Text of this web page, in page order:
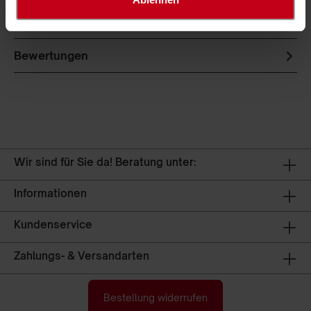
Produktsicherheit
Bewertungen
Wir sind für Sie da! Beratung unter:
Informationen
Kundenservice
Zahlungs- & Versandarten
Bestellung widerrufen